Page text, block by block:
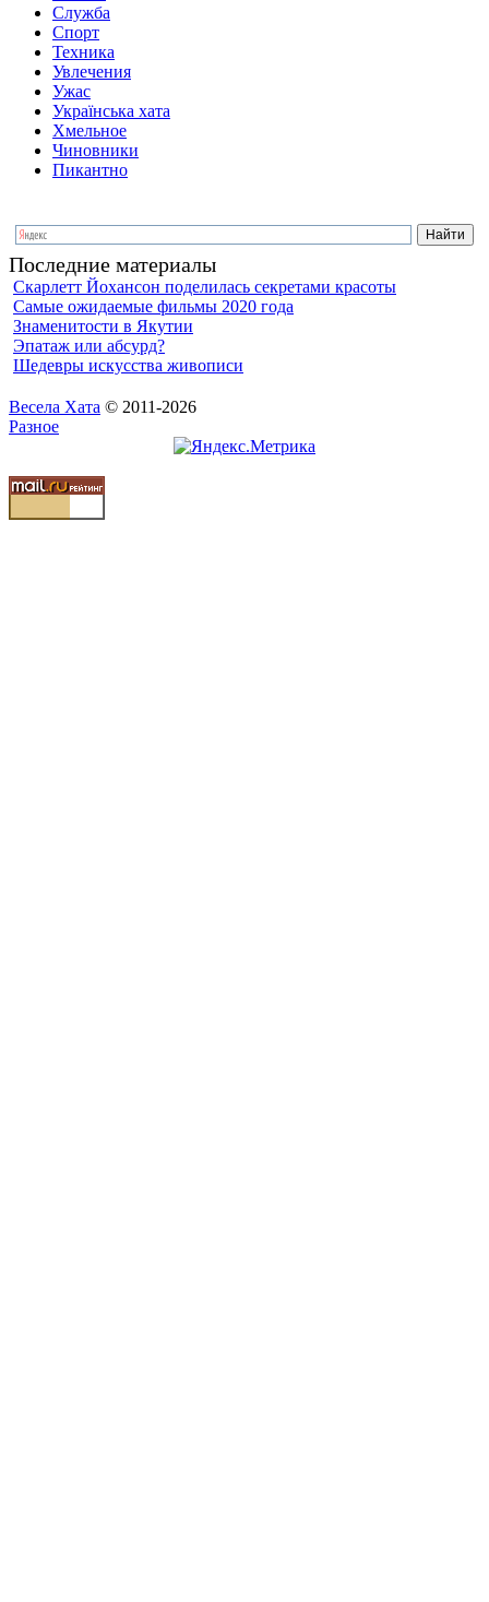
Служба
Спорт
Техника
Увлечения
Ужас
Українська хата
Хмельное
Чиновники
Пикантно
Последние материалы
Скарлетт Йохансон поделилась секретами красоты
Самые ожидаемые фильмы 2020 года
Знаменитости в Якутии
Эпатаж или абсурд?
Шедевры искусства живописи
Весела Хата © 2011-2026
Разное